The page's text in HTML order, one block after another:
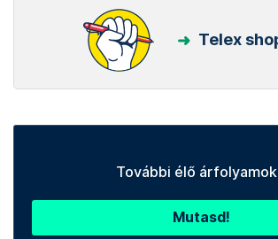
Telex
További élő
Mutasd!